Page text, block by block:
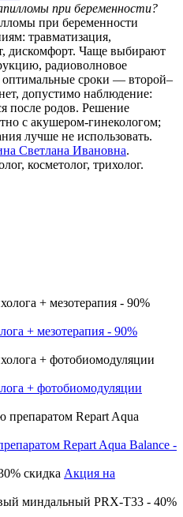
при беременности?
при беременности
травматизация,
дискомфорт. Чаще выбирают
радиоволновое
оптимальные сроки — второй–
допустимо наблюдение:
после родов. Решение
с акушером‑гинекологом;
лучше не использовать.
Светлана Ивановна.
косметолог, трихолог.
+ мезотерапия - 90%
+ фотобиомодуляции
Repart Aqua Balance -
Акция на